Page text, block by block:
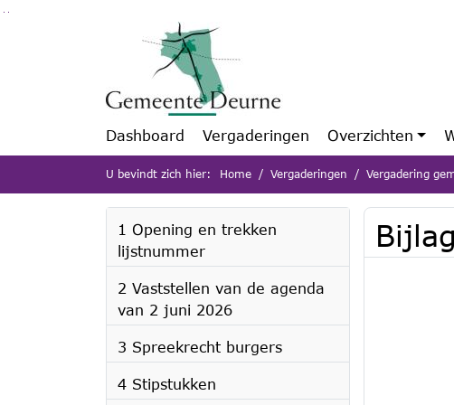
Ga naar de inhoud van deze pagina
Dashboard Vergaderingen Overzichten
U bevindt zich hier: Home Vergaderingen Vergadering
1 Opening en trekken
lijstnummer
2 Vaststellen van de agenda
van 2 juni 2026
3 Spreekrecht burgers
4 Stipstukken